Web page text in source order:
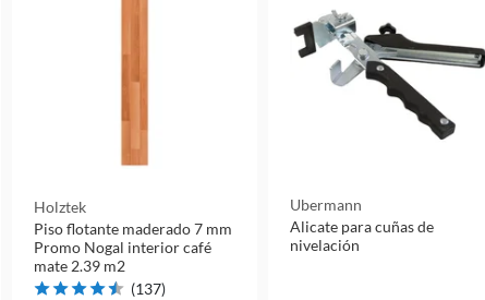
Holztek
Piso flotante maderado 7 mm
Promo Nogal interior café
mate 2.39 m2
(137)
Ubermann
Alicate para cuñas de
nivelación